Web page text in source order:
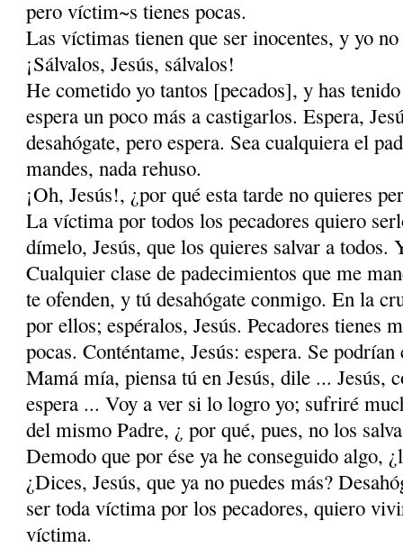
pero víctim~s tienes pocas.
Las víctimas tienen que ser inocentes, y yo
¡Sálvalos, Jesús, sálvalos!
He cometido yo tantos [pecados], y has
espera un poco más a castigarlos. Espera,
desahógate, pero espera. Sea cualquiera el
mandes, nada rehuso.
¡Oh, Jesús!, ¿por qué esta tarde no quieres
La víctima por todos los pecadores quiero
dímelo, Jesús, que los quieres salvar a todos.
Cualquier clase de padecimientos que me
te ofenden, y tú desahógate conmigo. En la
por ellos; espéralos, Jesús. Pecadores tienes
pocas. Conténtame, Jesús: espera. Se
Mamá mía, piensa tú en Jesús, dile ... Jesús,
espera ... Voy a ver si lo logro yo; sufriré
del mismo Padre, ¿ por qué, pues, no los
Demodo que por ése ya he conseguido algo,
¿Dices, Jesús, que ya no puedes más?
ser toda víctima por los pecadores, quiero
víctima.